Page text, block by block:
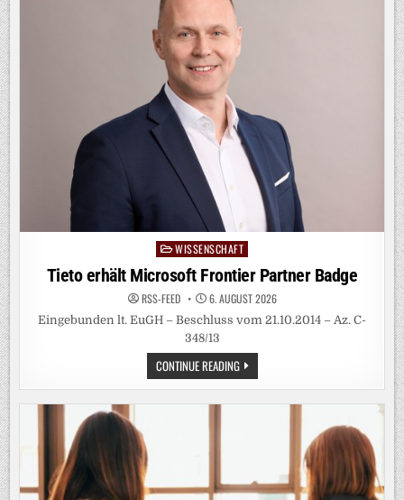
PostedWISSENSCHAFT
Tieto erhält Microsoft Frontier Partner Badge
RSS-FEED 6. AUGUST 2026
Eingebunden lt. EuGH – Beschluss vom 21.10.2014 – Az. C-
348/13
CONTINUE READINGTIETO
ERHÄLT
MICROSOFT
FRONTIER